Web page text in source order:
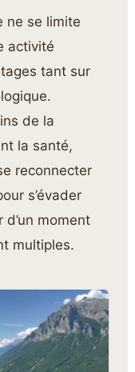
ne se limite
activité
tant sur
de la
la santé,
reconnecter
s’évader
moment
multiples.